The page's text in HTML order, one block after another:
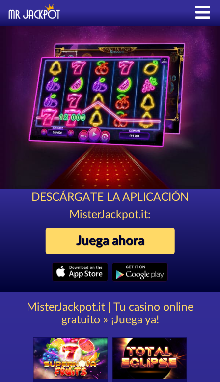
DESCÁRGATE LA APLICACIÓN
MisterJackpot.it:
Juega ahora
MisterJackpot.it | Tu casino online
gratuito » ¡Juega ya!